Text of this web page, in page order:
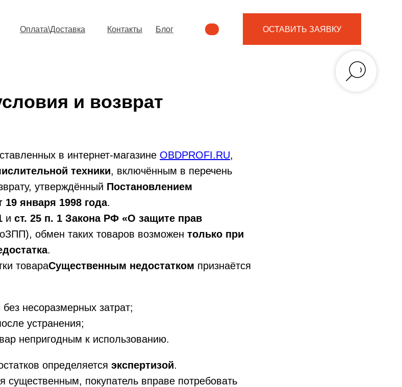
Оплата\Доставка Блог
Контакты ОСТАВИТЬ ЗАЯВКУ
и возврат
в интернет-магазине OBDPROFI.RU,
техники, включённым в перечень
утверждённый Постановлением
января 1998 года.
и ст. 25 п. 1 Закона РФ «О защите прав
обмен таких товаров возможен только при
.
товараСущественным недостатком признаётся
несоразмерных затрат;
устранения;
непригодным к использованию.
определяется экспертизой.
существенным, покупатель вправе потребовать